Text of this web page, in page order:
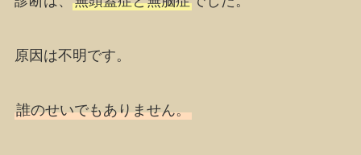
原因は不明 です。
誰のせいでもありません。